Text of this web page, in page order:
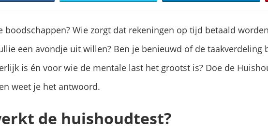
boodschappen? Wie zorgt dat rekeningen op tijd betaald
een avondje uit willen? Ben je benieuwd of de taakverdeling
is én voor wie de mentale last het grootst is? Doe de
weet je het antwoord.
de huishoudtest?